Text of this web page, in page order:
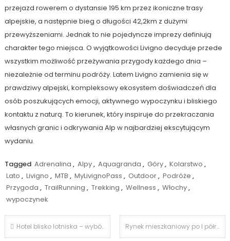
przejazd rowerem o dystansie 195 km przez ikoniczne trasy
alpejskie, a następnie bieg o długości 42,2km z dużymi
przewyższeniami. Jednak to nie pojedyncze imprezy definiują
charakter tego miejsca. O wyjątkowości Livigno decyduje przede
wszystkim możliwość przeżywania przygody każdego dnia –
niezależnie od terminu podróży. Latem Livigno zamienia się w
prawdziwy alpejski, kompleksowy ekosystem doświadczeń dla
osób poszukujących emocji, aktywnego wypoczynku i bliskiego
kontaktu z naturą. To kierunek, który inspiruje do przekraczania
własnych granic i odkrywania Alp w najbardziej ekscytującym
wydaniu.
Tagged Adrenalina , Alpy, Aquagranda , Góry, Kolarstwo ,
Lato , Livigno , MTB , MyLivignoPass , Outdoor, Podróże ,
Przygoda , TrailRunning , Trekking , Wellness , Włochy,
wypoczynek
Nawigacja
Hotel blisko lotniska – wybór czy konieczność? Rynek mieszkaniowy po I półroczu 2026: stabilizacja zamiast rewolucji. Co dalej z cenami i inwestycjami?